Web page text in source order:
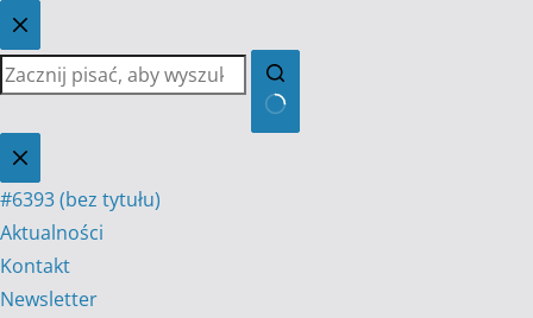
Przejdź
do
treści
Brak
wyników
#6393 (bez tytułu)
Aktualności
Kontakt
Newsletter